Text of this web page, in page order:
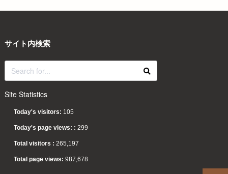
サイト内検索
Site Statistics
Today's visitors: 105
Today's page views: : 299
Total visitors : 265,197
Total page views: 987,678